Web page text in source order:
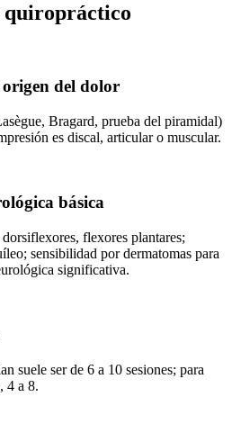
quiropráctico
del dolor
Bragard, prueba del piramidal)
es discal, articular o muscular.
básica
flexores plantares;
sensibilidad por dermatomas para
significativa.
suele ser de 6 a 10 sesiones; para
4 a 8.